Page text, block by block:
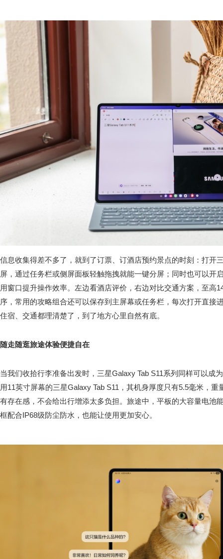
信息收集得差不多了，就到了订票、订酒店预约景点的时刻：打开
屏，通过任务栏或侧屏面板轻触拖拽就能一键分屏；同时也可以开
用窗口提升操作效率。左边看酒店评价，右边对比交通方案，至高
序，常用的攻略组合还可以保存到主屏幕或任务栏，每次打开直接
住宿、交通都理清楚了，到了地方心里自然有底。
随走随逛旅途体验便捷自在
当我们收拾行李准备出发时，三星Galaxy Tab S11系列同样可以成
用11英寸屏幕的三星Galaxy Tab S11，其机身厚度只有5.5毫米，
有存在感，不会给出行增添太多负担。旅途中，平板的大容量电池
框配合IP68级防尘防水，也能让使用更加安心。